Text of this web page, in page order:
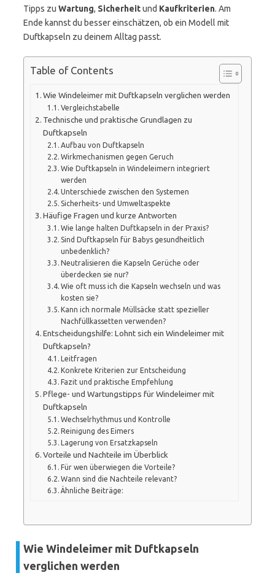
Tipps zu Wartung, Sicherheitund Kaufkriterien. Am
Ende kannst du besser einschätzen, ob ein Modell mit
Duftkapseln zu deinem Alltag passt.
Table of Contents
Wie Windeleimer mit Duftkapseln verglichen werden
Vergleichstabelle
Technische und praktische Grundlagen zu
Duftkapseln
Aufbau von Duftkapseln
Wirkmechanismen gegen Geruch
Wie Duftkapseln in Windeleimern integriert
werden
Unterschiede zwischen den Systemen
Sicherheits- und Umweltaspekte
Häufige Fragen und kurze Antworten
Wie lange halten Duftkapseln in der Praxis?
Sind Duftkapseln für Babys gesundheitlich
unbedenklich?
Neutralisieren die Kapseln Gerüche oder
überdecken sie nur?
Wie oft muss ich die Kapseln wechseln und was
kosten sie?
Kann ich normale Müllsäcke statt spezieller
Nachfüllkassetten verwenden?
Entscheidungshilfe: Lohnt sich ein Windeleimer mit
Duftkapseln?
Leitfragen
Konkrete Kriterien zur Entscheidung
Fazit und praktische Empfehlung
Pflege- und Wartungstipps für Windeleimer mit
Duftkapseln
Wechselrhythmus und Kontrolle
Reinigung des Eimers
Lagerung von Ersatzkapseln
Vorteile und Nachteile im Überblick
Für wen überwiegen die Vorteile?
Wann sind die Nachteile relevant?
Ähnliche Beiträge:
Wie Windeleimer mit Duftkapseln
verglichen werden